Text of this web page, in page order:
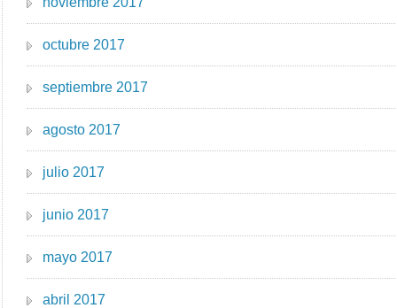
octubre 2017
septiembre 2017
agosto 2017
julio 2017
junio 2017
mayo 2017
abril 2017